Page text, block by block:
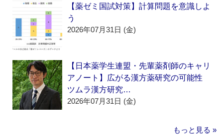
【薬ゼミ国試対策】計算問題を意識しよ
う
2026年07月31日 (金)
【日本薬学生連盟・先輩薬剤師のキャリ
アノート】広がる漢方薬研究の可能性
ツムラ漢方研究…
2026年07月31日 (金)
もっと見る »